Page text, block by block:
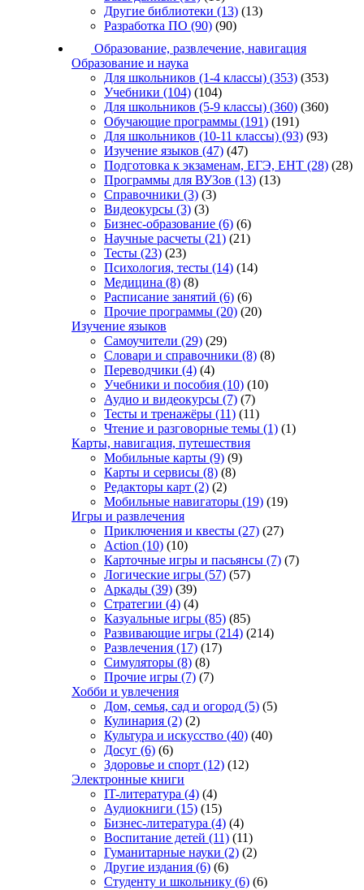
Другие библиотеки (13) (13)
Разработка ПО (90) (90)
Образование, развлечение, навигация
Образование и наука
Для школьников (1-4 классы) (353) (353)
Учебники (104) (104)
Для школьников (5-9 классы) (360) (360)
Обучающие программы (191) (191)
Для школьников (10-11 классы) (93) (93)
Изучение языков (47) (47)
Подготовка к экзаменам, ЕГЭ, ЕНТ (28) (28)
Программы для ВУЗов (13) (13)
Справочники (3) (3)
Видеокурсы (3) (3)
Бизнес-образование (6) (6)
Научные расчеты (21) (21)
Тесты (23) (23)
Психология, тесты (14) (14)
Медицина (8) (8)
Расписание занятий (6) (6)
Прочие программы (20) (20)
Изучение языков
Самоучители (29) (29)
Словари и справочники (8) (8)
Переводчики (4) (4)
Учебники и пособия (10) (10)
Аудио и видеокурсы (7) (7)
Тесты и тренажёры (11) (11)
Чтение и разговорные темы (1) (1)
Карты, навигация, путешествия
Мобильные карты (9) (9)
Карты и сервисы (8) (8)
Редакторы карт (2) (2)
Мобильные навигаторы (19) (19)
Игры и развлечения
Приключения и квесты (27) (27)
Action (10) (10)
Карточные игры и пасьянсы (7) (7)
Логические игры (57) (57)
Аркады (39) (39)
Стратегии (4) (4)
Казуальные игры (85) (85)
Развивающие игры (214) (214)
Развлечения (17) (17)
Симуляторы (8) (8)
Прочие игры (7) (7)
Хобби и увлечения
Дом, семья, сад и огород (5) (5)
Кулинария (2) (2)
Культура и искусство (40) (40)
Досуг (6) (6)
Здоровье и спорт (12) (12)
Электронные книги
IT-литература (4) (4)
Аудиокниги (15) (15)
Бизнес-литература (4) (4)
Воспитание детей (11) (11)
Гуманитарные науки (2) (2)
Другие издания (6) (6)
Студенту и школьнику (6) (6)